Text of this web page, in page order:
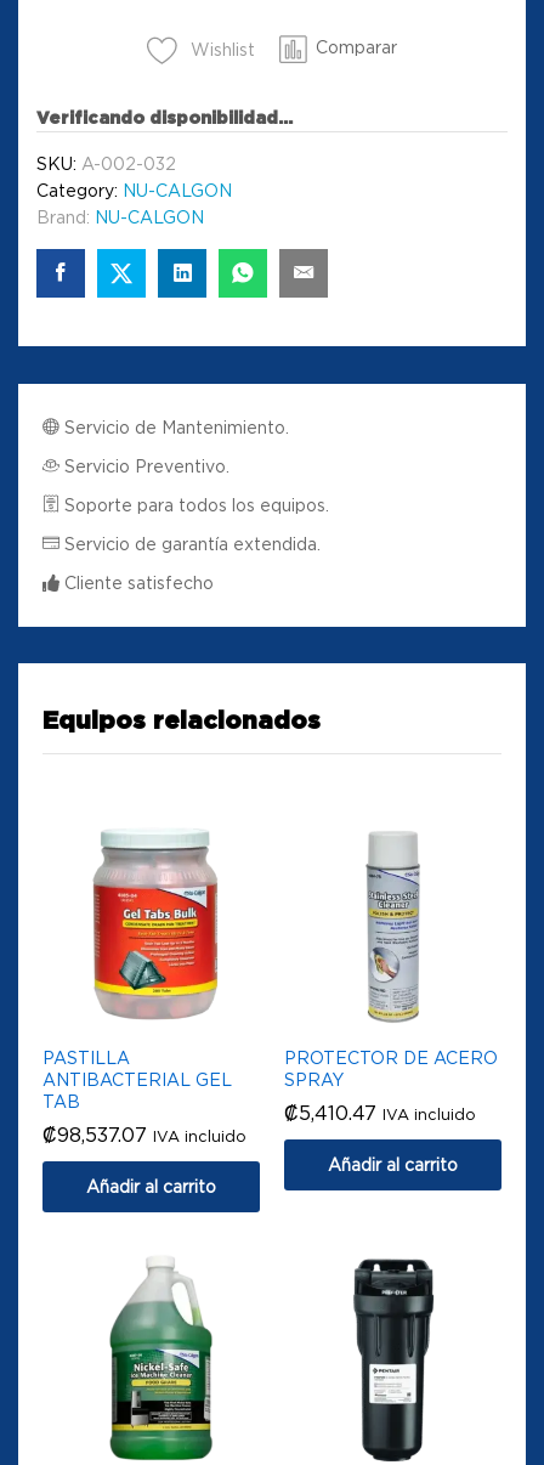
Wishlist Comparar
Verificando disponibilidad...
SKU: A-002-032
Category: NU-CALGON
Brand: NU-CALGON
Servicio de Mantenimiento.
Servicio Preventivo.
Soporte para todos los equipos.
Servicio de garantía extendida.
Cliente satisfecho
Equipos relacionados
PASTILLA
ANTIBACTERIAL GEL
TAB
₡98,537.07 IVA incluido
Añadir al carrito
PROTECTOR DE ACERO
SPRAY
₡5,410.47 IVA incluido
Añadir al carrito